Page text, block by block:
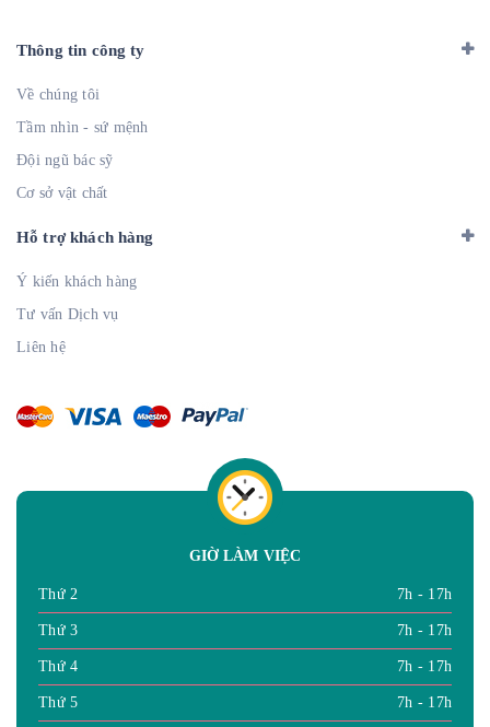
Thông tin công ty
Về chúng tôi
Tầm nhìn - sứ mệnh
Đội ngũ bác sỹ
Cơ sở vật chất
Hỗ trợ khách hàng
Ý kiến khách hàng
Tư vấn Dịch vụ
Liên hệ
GIỜ LÀM VIỆC
Thứ 2 7h - 17h
Thứ 3 7h - 17h
Thứ 4 7h - 17h
Thứ 5 7h - 17h